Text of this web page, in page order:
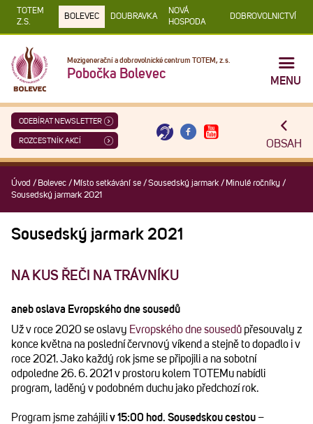
TOTEM
Z.S.
BOLEVEC DOUBRAVKA
NOVÁ
HOSPODA
DOBROVOLNICTVÍ
Mezigenerační a dobrovolnické centrum TOTEM, z.s.
Pobočka Bolevec
MENU
ODEBÍRAT NEWSLETTER
ROZCESTNÍK AKCÍ OBSAH
Úvod / Bolevec / Místo setkávání se /Sousedský jarmark / Minulé ročníky /
Sousedský jarmark 2021
Sousedský jarmark 2021
NA KUS ŘEČI NA TRÁVNÍKU
aneb oslava Evropského dne sousedů
Už v roce 2020 se oslavy Evropského dne sousedů přesouvaly z
konce května na poslední červnový víkend a stejně to dopadlo i v
roce 2021. Jako každý rok jsme se připojili a na sobotní
odpoledne 26. 6. 2021 v prostoru kolem TOTEMu nabídli
program, laděný v podobném duchu jako předchozí rok.
Program jsme zahájiliv 15:00 hod. Sousedskou cestou –